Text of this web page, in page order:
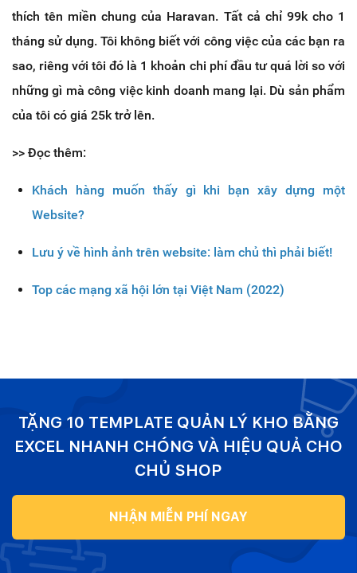
thích tên miền chung của Haravan. Tất cả chỉ 99k cho 1
tháng sử dụng. Tôi không biết với công việc của các bạn ra
sao, riêng với tôi đó là 1 khoản chi phí đầu tư quá lời so với
những gì mà công việc kinh doanh mang lại. Dù sản phẩm
của tôi có giá 25k trở lên.
>> Đọc thêm:
Khách hàng muốn thấy gì khi bạn xây dựng một
Website?
Lưu ý về hình ảnh trên website: làm chủ thì phải biết!
Top các mạng xã hội lớn tại Việt Nam (2022)
TẶNG 10 TEMPLATE QUẢN LÝ KHO BẰNG
EXCEL NHANH CHÓNG VÀ HIỆU QUẢ CHO
CHỦ SHOP
NHẬN MIỄN PHÍ NGAY